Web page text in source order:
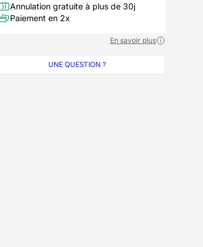
Annulation gratuite à plus de 30j
Paiement en 2x
En savoir plus
UNE QUESTION ?